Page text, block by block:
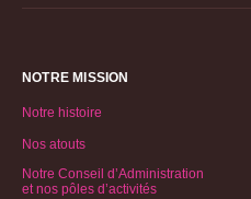
NOTRE MISSION
Notre histoire
Nos atouts
Notre Conseil d’Administration
et nos pôles d’activités